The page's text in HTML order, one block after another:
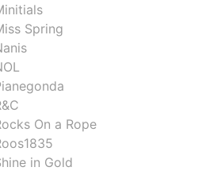
Spring
On a Rope
in Gold